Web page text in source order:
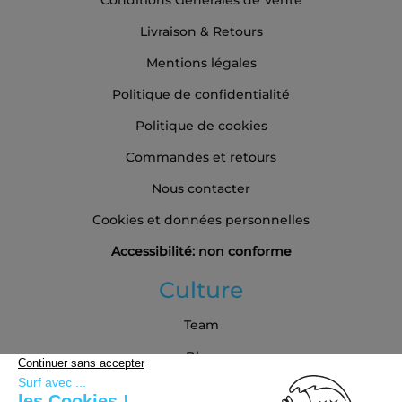
Livraison & Retours
Mentions légales
Politique de confidentialité
Politique de cookies
Commandes et retours
Nous contacter
Cookies et données personnelles
Accessibilité: non conforme
Culture
Team
Blog